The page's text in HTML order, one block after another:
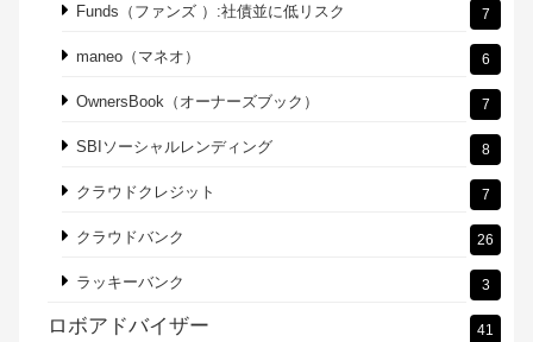
Funds（ファンズ ）:社債並に低リスク 7
maneo（マネオ） 6
OwnersBook（オーナーズブック） 7
SBIソーシャルレンディング 8
クラウドクレジット 7
クラウドバンク 26
ラッキーバンク 3
ロボアドバイザー 41